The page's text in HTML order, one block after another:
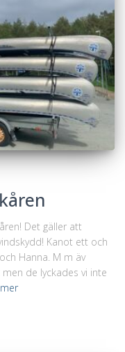
Det gäller att
Kanot ett och
Hanna. M m äv
de lyckades vi inte